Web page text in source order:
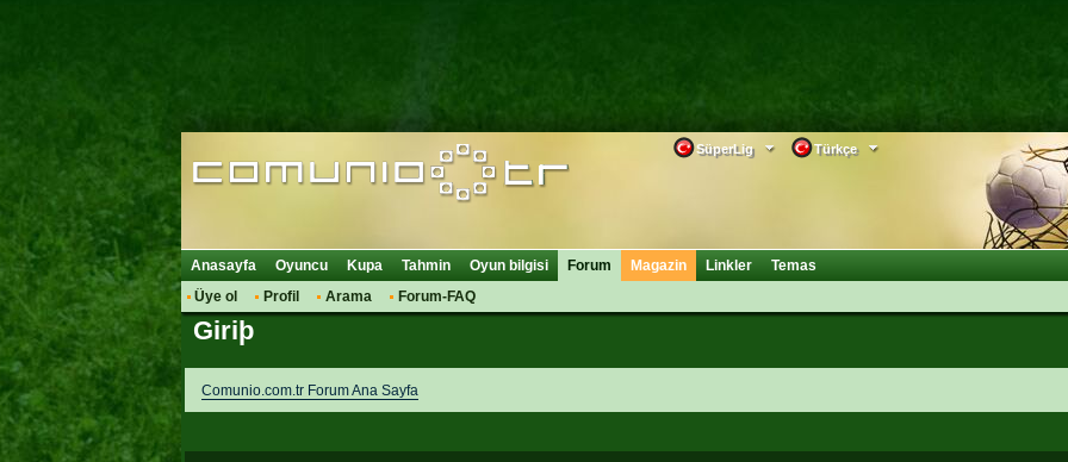
Türkçe
SüperLig
Anasayfa Oyuncu Kupa Tahmin Oyun bilgisi
Forum
Üye ol
Profil Arama Forum-FAQ
Magazin Linkler Temas
Giriþ
Comunio.com.tr Forum Ana Sayfa